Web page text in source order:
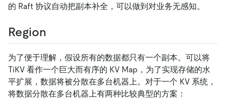
的 Raft 协议自动把副本补全，可以做到对业务无感知。
Region
为了便于理解，假设所有的数据都只有一个副本。可以将
TiKV 看作一个巨大而有序的 KV Map，为了实现存储的水
平扩展，数据将被分散在多台机器上。对于一个 KV 系统，
将数据分散在多台机器上有两种比较典型的方案：